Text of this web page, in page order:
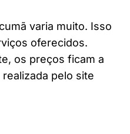
varia muito. Isso
oferecidos.
os preços ficam a
pelo site